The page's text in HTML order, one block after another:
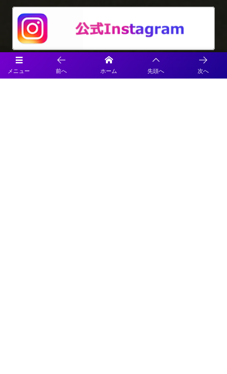
メニュー 前へ ホーム 先頭へ 次へ